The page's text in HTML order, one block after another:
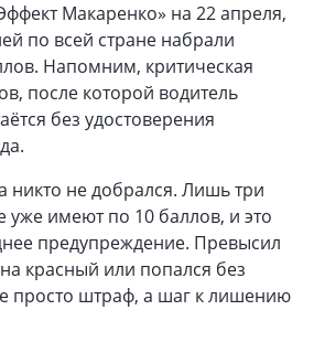
Макаренко» на 22 апреля,
по всей стране набрали
Напомним, критическая
после которой водитель
без удостоверения
никто не добрался. Лишь три
уже имеют по 10 баллов, и это
предупреждение. Превысил
красный или попался без
просто штраф, а шаг к лишению